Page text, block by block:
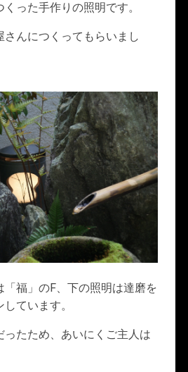
った手作りの照明です。
んにつくってもらいまし
「福」のF、下の照明は達磨を
ています。
ったため、あいにくご主人は